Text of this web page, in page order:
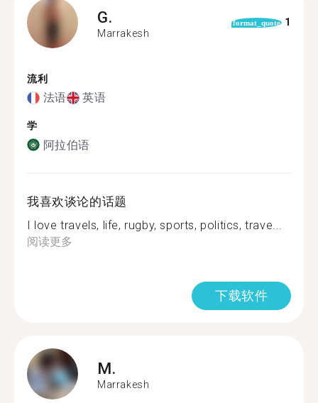
G.
Marrakesh
format_quote 1
流利
法语 英语
学
阿拉伯语
我喜欢谈论的话题
I love travels, life, rugby, sports, politics, trave...
阅读更多
下载软件
M.
Marrakesh